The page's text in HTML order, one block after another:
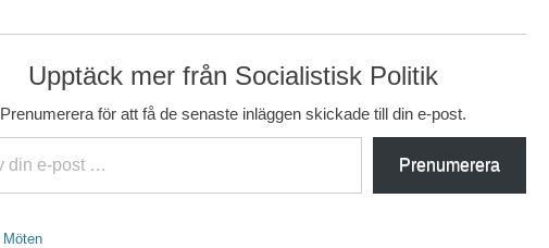
Upptäck mer från Socialistisk Politik
Prenumerera för att få de senaste inläggen skickade till din e-post.
Prenumerera
Möten